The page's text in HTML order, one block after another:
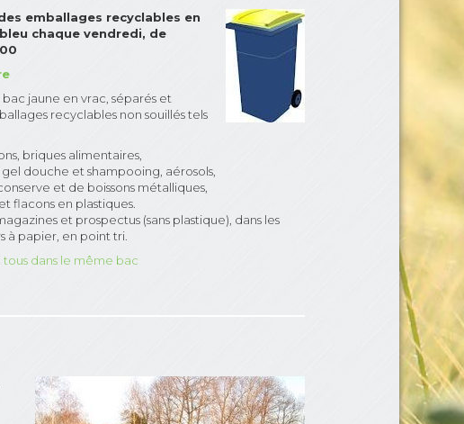
emballages recyclables en
chaque vendredi, de
jaune en vrac, séparés et
recyclables non souillés tels
briques alimentaires,
douche et shampooing, aérosols,
et de boissons métalliques,
flacons en plastiques.
et prospectus (sans plastique), dans les
à papier, en point tri.
tous dans le même bac